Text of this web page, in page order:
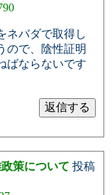
ネバダで取得し
ので、陰性証明
ばならないです
策について 投稿